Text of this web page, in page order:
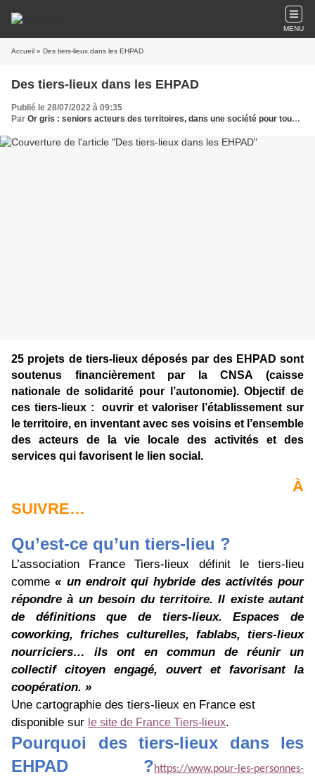
MENU
Accueil » Des tiers-lieux dans les EHPAD
Des tiers-lieux dans les EHPAD
Publié le 28/07/2022 à 09:35
Par Or gris : seniors acteurs des territoires, dans une société pour tous les âges
25 projets de tiers-lieux déposés par des EHPAD sont
soutenus financièrement par la CNSA (caisse
nationale de solidarité pour l’autonomie). Objectif de
ces tiers-lieux : ouvrir et valoriser l’établissement sur
le territoire, en inventant avec ses voisins et l’ensemble
des acteurs de la vie locale des activités et des
services qui favorisent le lien social.
À
SUIVRE…
Qu’est-ce qu’un tiers-lieu ?
L’association France Tiers-lieux définit le tiers-lieu
comme« un endroit qui hybride des activités pour
répondre à un besoin du territoire. Il existe autant
de définitions que de tiers-lieux. Espaces de
coworking, friches culturelles, fablabs, tiers-lieux
nourriciers… ils ont en commun de réunir un
collectif citoyen engagé, ouvert et favorisant la
coopération. »
Une cartographie des tiers-lieux en France est
disponible sur le site de France Tiers-lieux.
Pourquoi des tiers-lieux dans les
EHPAD ?https://www.pour-les-personnes-